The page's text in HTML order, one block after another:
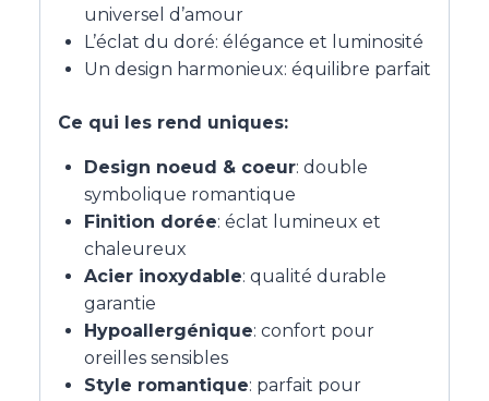
universel d’amour
L’éclat du doré: élégance et luminosité
Un design harmonieux: équilibre parfait
Ce qui les rend uniques:
Design noeud & coeur: double
symbolique romantique
Finition dorée: éclat lumineux et
chaleureux
Acier inoxydable: qualité durable
garantie
Hypoallergénique: confort pour
oreilles sensibles
Style romantique: parfait pour